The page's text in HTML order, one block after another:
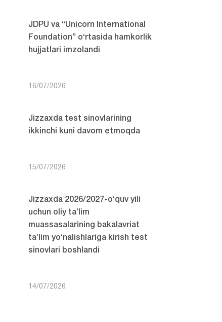
JDPU va “Unicorn International
Foundation” o‘rtasida hamkorlik
hujjatlari imzolandi
16/07/2026
Jizzaxda test sinovlarining
ikkinchi kuni davom etmoqda
15/07/2026
Jizzaxda 2026/2027-o‘quv yili
uchun oliy ta’lim
muassasalarining bakalavriat
ta’lim yo‘nalishlariga kirish test
sinovlari boshlandi
14/07/2026